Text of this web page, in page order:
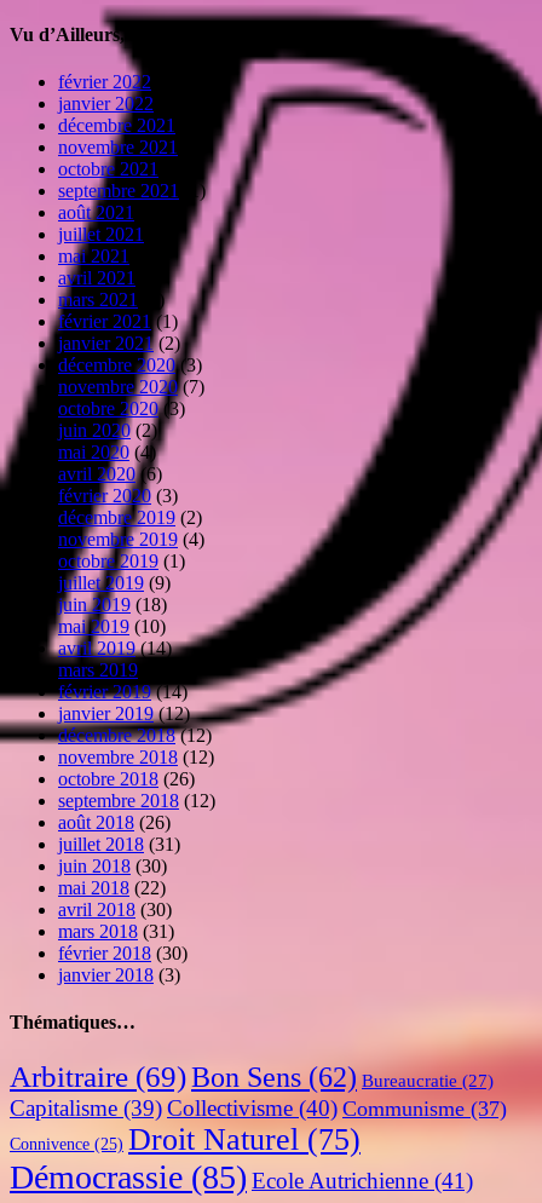
Vu d’Ailleurs, l’Histoire…
février 2022
janvier 2022
décembre 2021
novembre 2021
octobre 2021
septembre 2021
(1)
août 2021
juillet 2021
mai 2021
avril 2021
mars 2021
(1)
février 2021 (1)
janvier 2021(2)
décembre 2020(3)
novembre 2020(7)
octobre 2020(3)
juin 2020(2)
mai 2020 (4)
avril 2020(6)
février 2020 (3)
décembre 2019 (2)
novembre 2019 (4)
octobre 2019 (1)
juillet 2019 (9)
juin 2019 (18)
mai 2019 (10)
avril 2019(14)
mars 2019
février 2019(14)
janvier 2019(12)
décembre 2018(12)
novembre 2018 (12)
octobre 2018 (26)
septembre 2018 (12)
août 2018 (26)
juillet 2018 (31)
juin 2018 (30)
mai 2018 (22)
avril 2018 (30)
mars 2018 (31)
février 2018 (30)
janvier 2018 (3)
Thématiques…
Arbitraire (69)Bon Sens (62) Bureaucratie (27)
Capitalisme (39)Collectivisme (40) Communisme(37)
Connivence (25) Droit Naturel(75)
Démocrassie (85)Ecole Autrichienne (41)